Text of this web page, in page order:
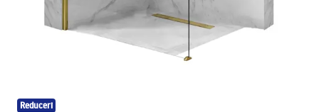
Reduceri